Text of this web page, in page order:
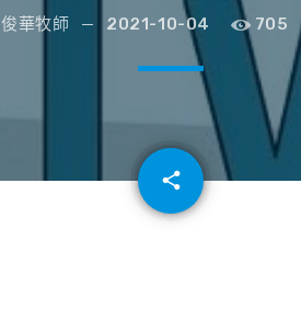
華牧師 2021-10-04 705
share
email